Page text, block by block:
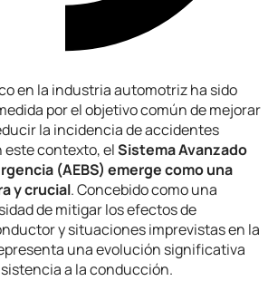
en la industria automotriz ha sido
por el objetivo común de mejorar
la incidencia de accidentes
contexto, elSistema Avanzado
(AEBS) emerge como una
y crucial. Concebido como una
de mitigar los efectos de
y situaciones imprevistas en la
una evolución significativa
a la conducción.